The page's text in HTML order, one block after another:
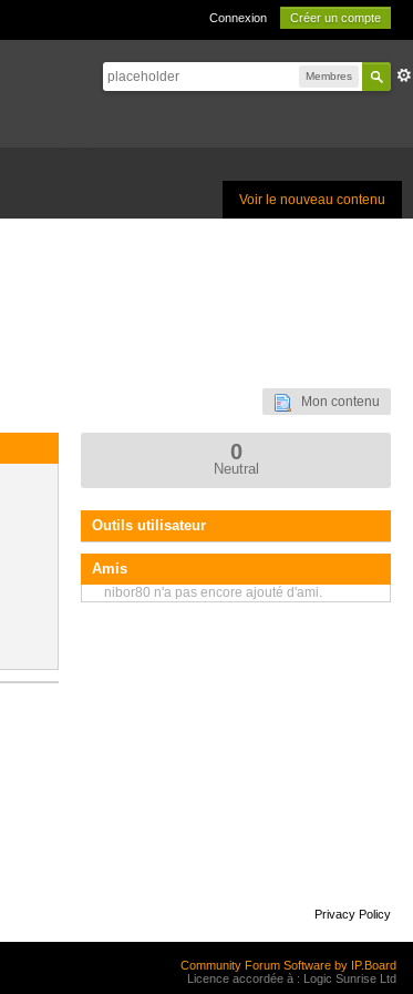
Connexion Créer un compte
Membres
Voir le nouveau contenu
Mon contenu
0
Neutral
Outils utilisateur
Amis
nibor80 n'a pas encore ajouté d'ami.
Privacy Policy
Community Forum Software by IP.Board
Licence accordée à : Logic Sunrise Ltd